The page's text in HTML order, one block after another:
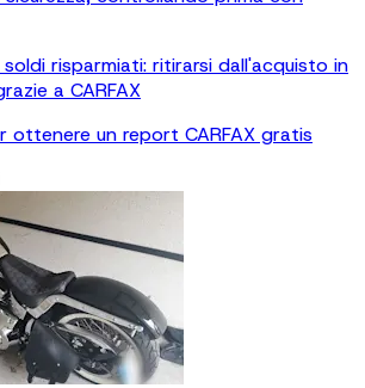
soldi risparmiati: ritirarsi dall'acquisto in
a CARFAX
ottenere un report CARFAX gratis